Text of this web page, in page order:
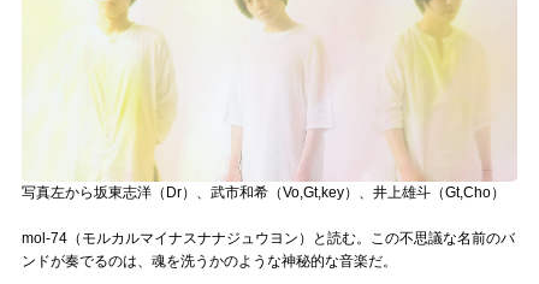
LINK
muevoクラウドファンディング
muevoコミュニティ
ぶいコミュ！by muevo
写真左から坂東志洋（Dr）、武市和希（Vo,Gt,key）、井上雄斗（Gt,Cho）
mol-74（モルカルマイナスナナジュウヨン）と読む。 この不思議な名前のバ
ンドが奏でるのは、魂を洗うかのような神秘的な音楽だ。